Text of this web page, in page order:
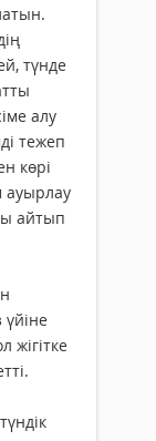
түнде
алу
тежеп
көрі
ауырлау
айтып